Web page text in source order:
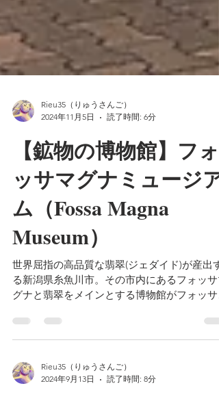
2024年11月5日
読了時間: 6分
【鉱物の博物館】フォ
ッサマグナミュージア
ム（Fossa Magna
Museum）
世界屈指の高品質な翡翠(ジェダイド)が産出す
グナと翡翠をメインとする博物館がフォッサ
グナミュージアムです。